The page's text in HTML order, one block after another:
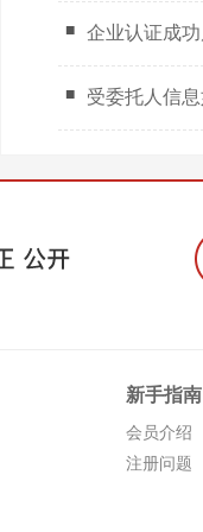
企业认证成
受委托人信
新手指南
会员介绍
注册问题